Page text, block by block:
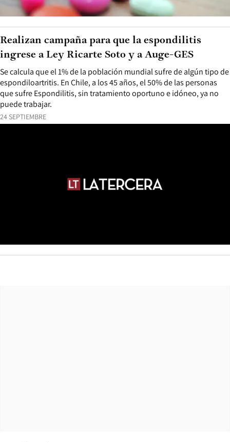
24 SEPTIEMBRE
Se calcula que el 1% de la población mundial sufre de algún tipo de
espondiloartritis. En Chile, a los 45 años, el 50% de las personas
que sufre Espondilitis, sin tratamiento oportuno e idóneo, ya no
puede trabajar.
Realizan campaña para que la espondilitis
ingrese a Ley Ricarte Soto y a Auge-GES